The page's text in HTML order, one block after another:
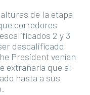
de la etapa
corredores
2 y 3
descalificado
President venían
extrañaría que al
hasta a sus